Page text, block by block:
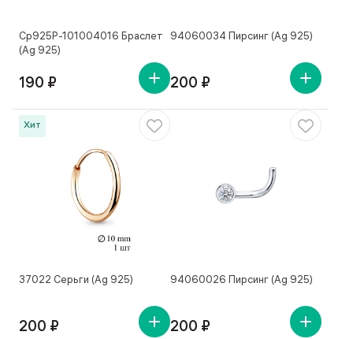
Ср925Р-101004016 Браслет
(Ag 925)
190 ₽
94060034 Пирсинг (Ag 925)
200 ₽
Хит
37022 Серьги (Ag 925)
200 ₽
94060026 Пирсинг (Ag 925)
200 ₽